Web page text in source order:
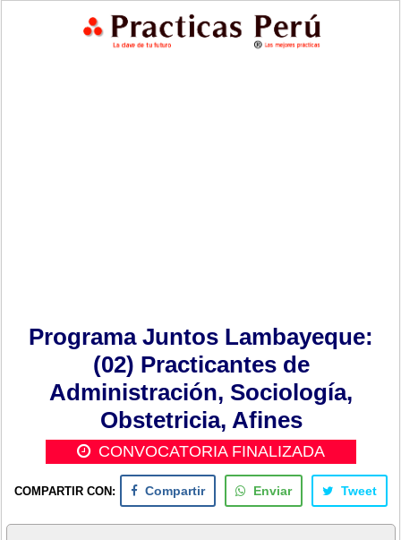
Programa Juntos Lambayeque:
(02) Practicantes de
Administración, Sociología,
Obstetricia, Afines
CONVOCATORIA FINALIZADA
COMPARTIR CON: Compartir Enviar Tweet